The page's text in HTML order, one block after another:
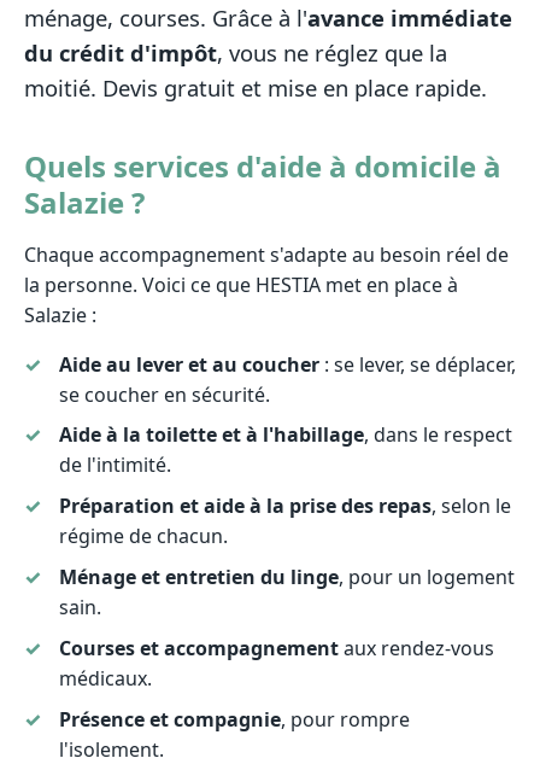
ménage, courses. Grâce à l'avance immédiate
du crédit d'impôt, vous ne réglez que la
moitié. Devis gratuit et mise en place rapide.
Quels services d'aide à domicile à
Salazie ?
Chaque accompagnement s'adapte au besoin réel de
la personne. Voici ce que HESTIA met en place à
Salazie :
Aide au lever et au coucher: se lever, se déplacer,
se coucher en sécurité.
Aide à la toilette et à l'habillage, dans le respect
de l'intimité.
Préparation et aide à la prise des repas, selon le
régime de chacun.
Ménage et entretien du linge, pour un logement
sain.
Courses et accompagnementaux rendez-vous
médicaux.
Présence et compagnie, pour rompre
l'isolement.